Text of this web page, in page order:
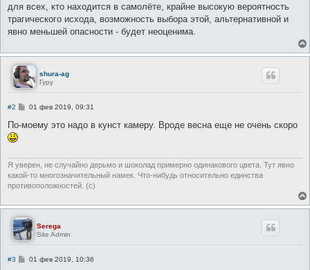
для всех, кто находится в самолёте, крайне высокую вероятность
трагического исхода, возможность выбора этой, альтернативной и
явно меньшей опасности - будет неоценима.
shura-ag
Гуру
#2
С
о
и
е
01 фев 2019, 09:31
По-моему это надо в кунст камеру. Вроде весна еще не очень скоро
Я уверен, не случайно дерьмо и шоколад примерно одинакового цвета. Тут явно
какой-то многозначительный намек. Что-нибудь относительно единства
противоположностей. (c)
Serega
Site Admin
#3
С01 фев 2019, 10:36